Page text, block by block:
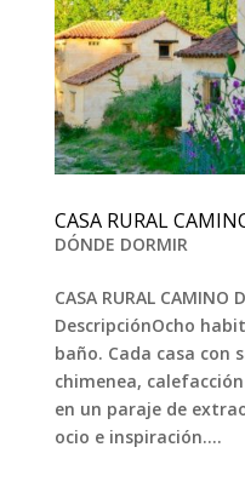
CASA RURAL
DÓNDE DORMIR
CASA RURAL CAMINO
DescripciónOcho
baño. Cada casa con
chimenea,
en un paraje de
ocio e inspiración....